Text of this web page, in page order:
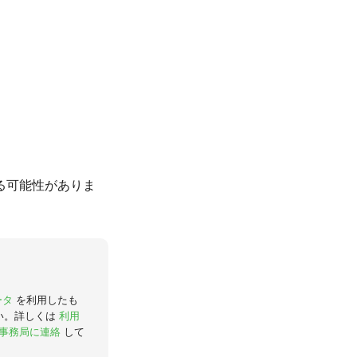
能性がありま
を利用したも
。詳しくは 利用
務局に連絡 して